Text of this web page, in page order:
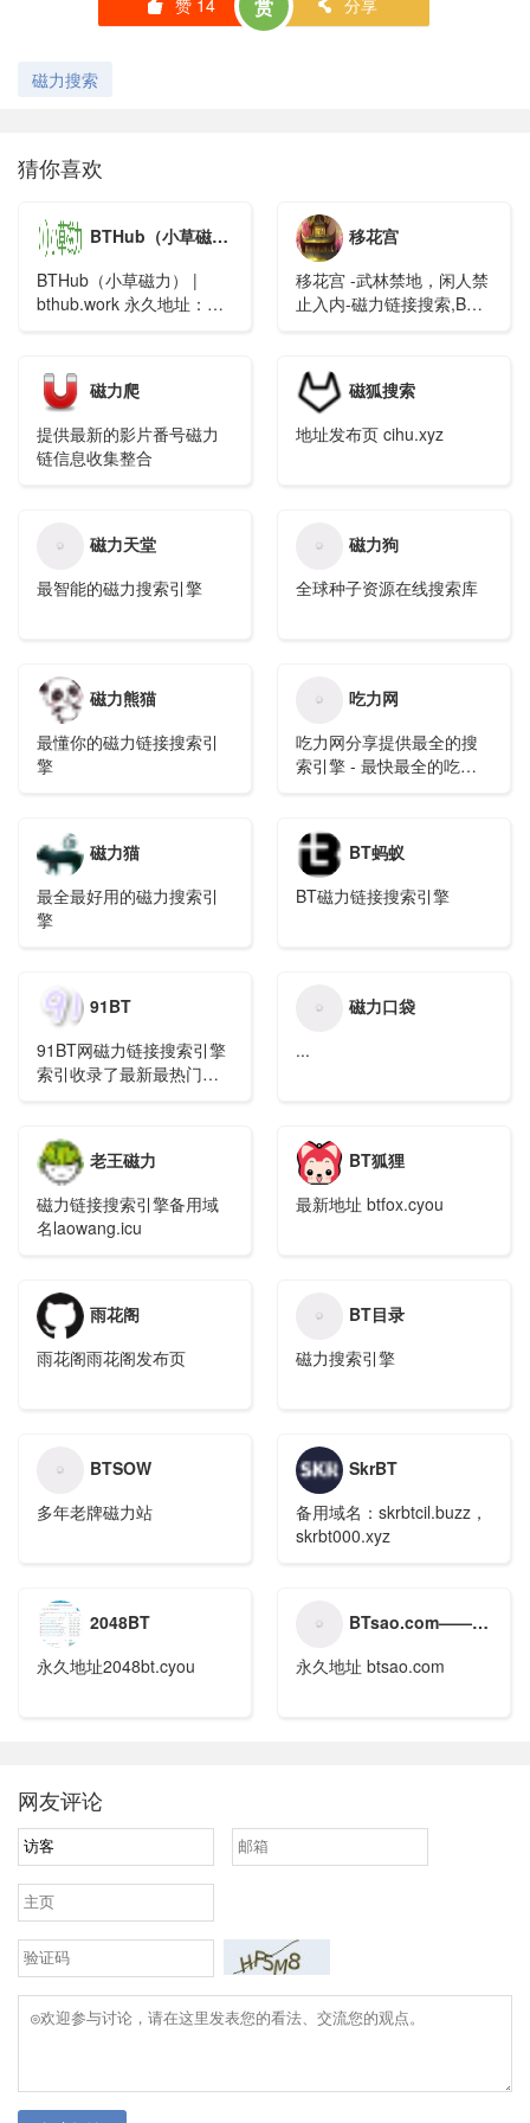
󰄼 赞 14 赏 󰄯 分享
磁力搜索
猜你喜欢
BTHub（小草磁力）
BTHub（小草磁力） |
bthub.work 永久地址：
移花宫
移花宫 -武林禁地，闲人禁
止入内-磁力链接搜索,BT
磁力爬
提供最新的影片番号磁力
链信息收集整合
磁狐搜索
地址发布页 cihu.xyz
磁力天堂
最智能的磁力搜索引擎
磁力狗
全球种子资源在线搜索库
磁力熊猫
最懂你的磁力链接搜索引
擎
吃力网
吃力网分享提供最全的搜
索引擎 - 最快最全的吃力
磁力猫
最全最好用的磁力搜索引
擎
BT蚂蚁
BT磁力链接搜索引擎
91BT
91BT网磁力链接搜索引擎
索引收录了最新最热门的
力搜索功能，上亿级的数
据量是您下载电影、音
乐、游戏、小说、电子
书、动漫等BT种子磁力链
接的最佳种子搜索神器。
磁力口袋
...
老王磁力
磁力链接搜索引擎备用域
名laowang.icu
BT狐狸
最新地址 btfox.cyou
雨花阁
雨花阁雨花阁发布页
BT目录
磁力搜索引擎
BTSOW
多年老牌磁力站
SkrBT
备用域名：skrbtcil.buzz，
skrbt000.xyz
2048BT
永久地址2048bt.cyou
BTsao.com——全球领先的种子搜索引擎
永久地址 btsao.com
网友评论